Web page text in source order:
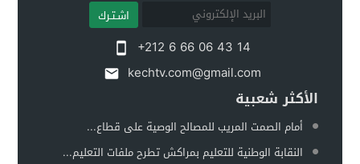
اشـتـرك
+212 6 66 06 43 14
kechtv.com@gmail.com
الأكثر شعبية
أمام الصمت المريب للمصالح الوصية على قطاع...
النقابة الوطنية للتعليم بمراكش تطرح ملفات التعليم...